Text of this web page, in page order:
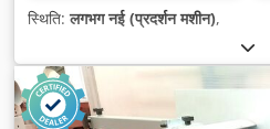
स्थिति:लगभग नई (प्रदर्शन मशीन),